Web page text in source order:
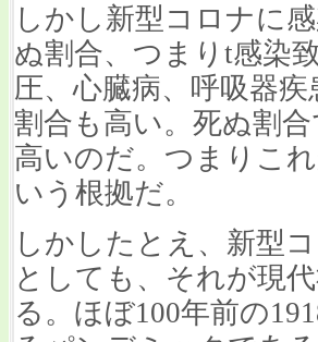
しかし新型コロナに
ぬ割合、つまりt感染
圧、心臓病、呼吸器
割合も高い。死ぬ割
高いのだ。つまりこ
いう根拠だ。
しかしたとえ、新型
としても、それが現
る。ほぼ100年前の